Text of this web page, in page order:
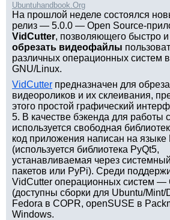
Ubuntuhandbook.Org
На прошлой неделе состоялся
релиз — 5.0.0 — Open Source-
VidCutter, позволяющего быстро и
обрезать видеофайлы
различных операционных систем
GNU/Linux.
VidCutter предназначен для
видеороликов и их склеивания,
этого простой графический
5. В качестве бэкенда для работы
используется свободная
код приложения написан на языке
(используется библиотека PyQt5,
устанавливаемая через
пакетов или PyPi). Среди
VidCutter операционных систем —
(доступны сборки для Ubuntu/Mint/
Fedora в COPR, openSUSE в
Windows.